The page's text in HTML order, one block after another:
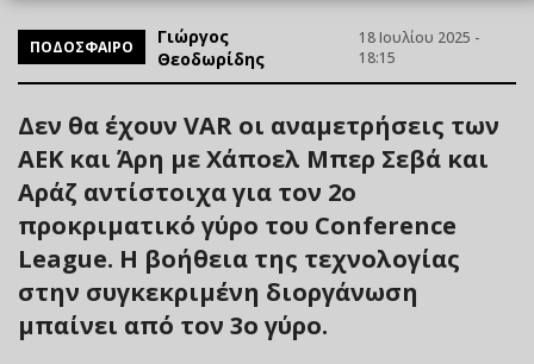
ΠΟΔΟΣΦΑΙΡΟ
Γιώργος
Θεοδωρίδης
18 Ιουλίου 2025 -
18:15
Δεν θα έχουν VAR οι αναμετρήσεις των
ΑΕΚ και Άρη με Χάποελ Μπερ Σεβά και
Αράζ αντίστοιχα για τον 2ο
προκριματικό γύρο του Conference
League. Η βοήθεια της τεχνολογίας
στην συγκεκριμένη διοργάνωση
μπαίνει από τον 3ο γύρο.